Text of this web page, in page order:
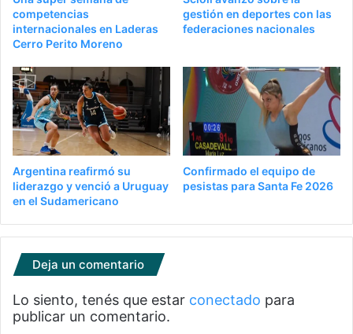
competencias
internacionales en Laderas
Cerro Perito Moreno
gestión en deportes con las
federaciones nacionales
Argentina reafirmó su
liderazgo y venció a Uruguay
en el Sudamericano
Confirmado el equipo de
pesistas para Santa Fe 2026
Deja un comentario
Lo siento, tenés que estar conectado para
publicar un comentario.